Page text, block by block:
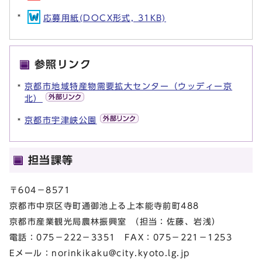
応募用紙(DOCX形式, 31KB)
参照リンク
京都市地域特産物需要拡大センター（ウッディー京
北）
京都市宇津峡公園
担当課等
〒604－8571
京都市中京区寺町通御池上る上本能寺前町488
京都市産業観光局農林振興室 （担当：佐藤、岩浅）
電話：075－222－3351 FAX：075－221－1253
Eメール： norinkikaku@city.kyoto.lg.jp